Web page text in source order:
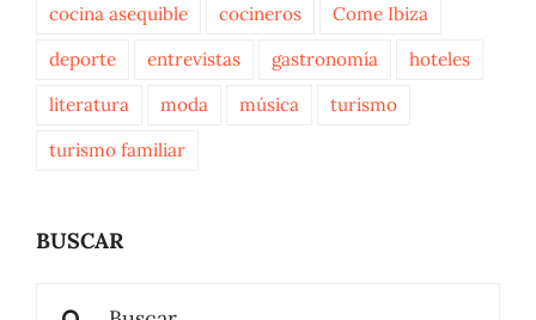
cocina asequible
cocineros
Come Ibiza
deporte
entrevistas gastronomía
hoteles
literatura
moda música
turismo
turismo familiar
BUSCAR